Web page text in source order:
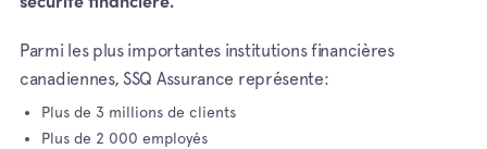
sécurité financière.
Parmi les plus importantes institutions financières
canadiennes, SSQ Assurance représente:
Plus de 3 millions de clients
Plus de 2 000 employés